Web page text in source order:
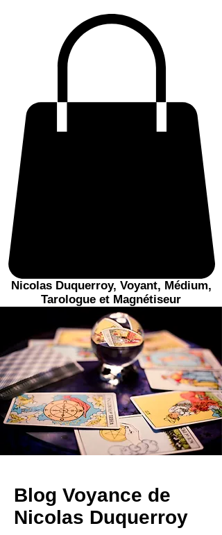
Nicolas Duquerroy, Voyant, Médium,
Tarologue et Magnétiseur
Blog Voyance de
Nicolas Duquerroy